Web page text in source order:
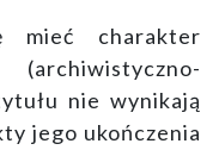
mieć charakter
nie wynikają
jego ukończenia